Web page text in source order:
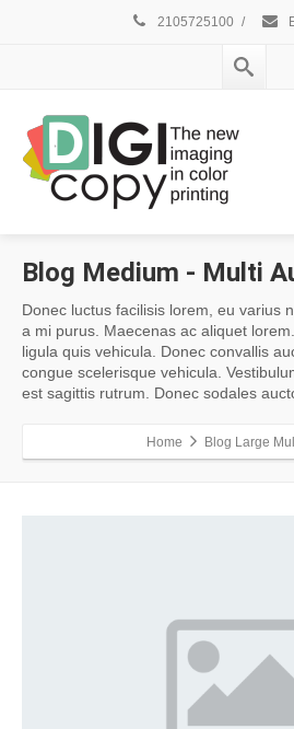
2105725100 /
Blog Medium - Multi
Donec luctus facilisis lorem, eu varius
a mi purus. Maecenas ac aliquet
ligula quis vehicula. Donec convallis
congue scelerisque vehicula.
est sagittis rutrum. Donec sodales
Home Blog Large